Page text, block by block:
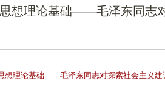
分
想理论基础——毛泽东同志
想理论基础——毛泽东同志对探索社会主义建